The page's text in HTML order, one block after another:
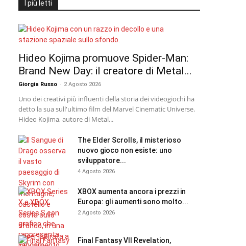
I più letti
Hideo Kojima promuove Spider-Man:
Brand New Day: il creatore di Metal...
Giorgia Russo - 2 Agosto 2026
Uno dei creativi più influenti della storia dei videogiochi ha
detto la sua sull'ultimo film del Marvel Cinematic Universe.
Hideo Kojima, autore di Metal...
The Elder Scrolls, il misterioso
nuovo gioco non esiste: uno
sviluppatore...
4 Agosto 2026
XBOX aumenta ancora i prezzi in
Europa: gli aumenti sono molto...
2 Agosto 2026
Final Fantasy VII Revelation,